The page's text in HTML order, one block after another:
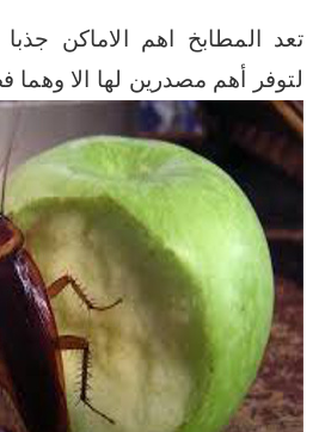
تعد المطابخ اهم الاماكن
لتوفر أهم مصدرين لها الا وهما